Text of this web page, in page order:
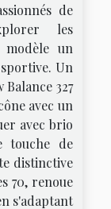
de
les
un
Un
327
avec un
avec brio
touche de
distinctive
70, renoue
s'adaptant